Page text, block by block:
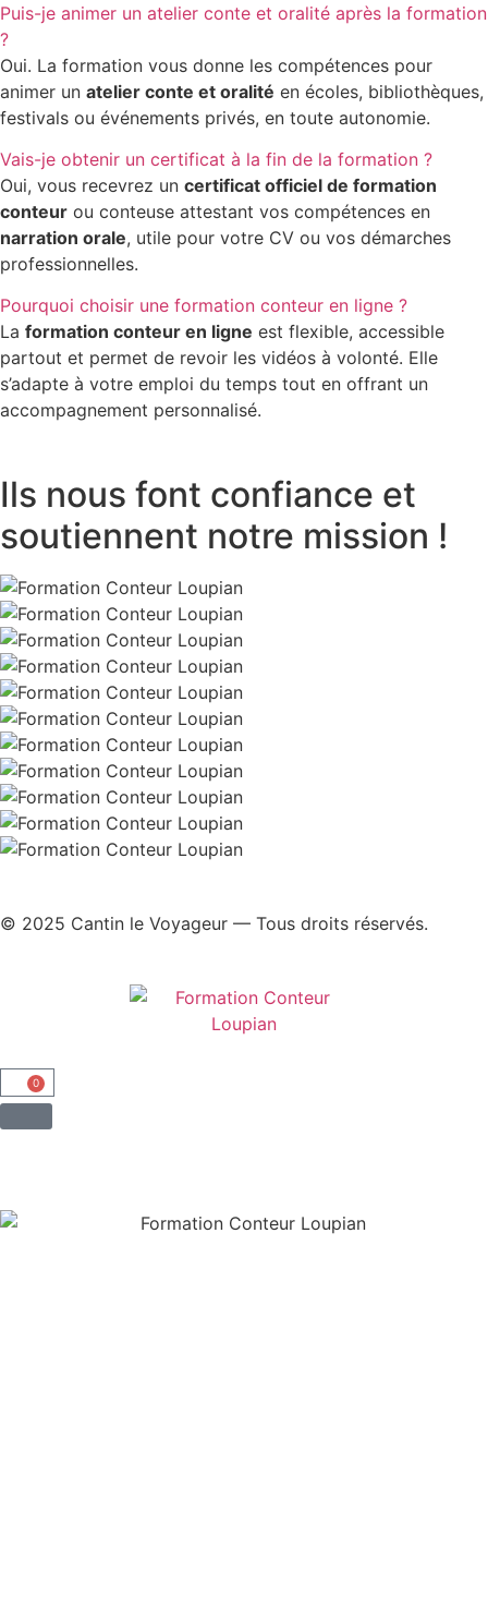
Puis-je animer un atelier conte et oralité après la formation
?
Oui. La formation vous donne les compétences pour
animer un atelier conte et oralité en écoles, bibliothèques,
festivals ou événements privés, en toute autonomie.
Vais-je obtenir un certificat à la fin de la formation ?
Oui, vous recevrez un certificat officiel de formation
conteur ou conteuse attestant vos compétences en
narration orale, utile pour votre CV ou vos démarches
professionnelles.
Pourquoi choisir une formation conteur en ligne ?
La formation conteur en ligne est flexible, accessible
partout et permet de revoir les vidéos à volonté. Elle
s’adapte à votre emploi du temps tout en offrant un
accompagnement personnalisé.
Ils nous font confiance et
soutiennent notre mission !
© 2025 Cantin le Voyageur — Tous droits réservés.
0